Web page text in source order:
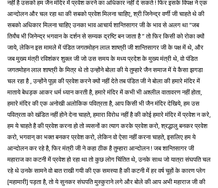
नहीं है उसको हम जैन मंदिर में प्रवेश करने का अधिकार नहीं दे सकते ! फिर इसके विपक्ष ने एक
आन्दोलन और चल रहा था की सबको प्रवेश मिलना चाहिए, श्री जिनेन्द्र वर्णी जी चाहते थे की
सबको अधिकार मिलना चाहिए उनका भाव आचार्य शान्तिसागर जी के भाव से अलग था “जब
तिर्यंच भी जिनेन्द्र भगवान के दर्शन से सम्यक द्रष्टि बन जाता है ” तो फिर किसी को रोका क्यों
जाये, लेकिन इस मामले में पंडित जगतमोहन लाल शाष्त्री जी शान्तिसागर जी के पक्ष में थे, और
जब मुख्य मंत्री रविशंकर शुक्ल जी जो उस समय के मध्य प्रदेश के मुख्य मंत्री थे, वो पंडित
जगतमोहन लाल शाष्त्री के मित्र थे तो उन्होंने बोला की ये तुम्हारे जैन समाज में ये कैसा झगडा
चल रहा है , उन्होंने पूछा की प्रवेश करने क्यों नहीं देते तब पंडित जी ने बोला की हमारे मंदिर में
माताये बेधड़क आकर धर्म ध्यान करती है, हमारे मंदिर में कभी भी अश्लील वातावरण नहीं होता,
हमारे मंदिर की एक अनोखी अलोकिक पवित्रता है, आप किसी भी जैन मंदिर देखिये, हम उस
पवित्रता को खंडित नहीं होने देना चाहते, हमारा विरोध नहीं है की कोई हमारे मंदिर में प्रवेश न करे,
हम ये चाहते है की प्रवेश करना हो तो व्यसनों का त्याग करके प्रवेश करो, श्रद्धालु बनकर प्रवेश
करो, भगवान् का भक्त बनकर प्रवेश करो, लेकिन वो ऐसा नहीं करना चाहते, इसलिए हम ये
आन्दोलन कर रहे है, फिर मंत्री जी ने कहा ठीक है तुम्हारा आन्दोलन ! जब शान्तिसागर जी
महाराज का कटनी में प्रवेश हो रहा था तो कुछ लोग चिंतित थे, उनके साथ जो यात्रा संघपति चल
रहे थे उनके सामने वो बात राखी गयी की एक समस्या है की कटनी में हर वर्ष चूहों के कारण प्लेग
[महामारी] पड़ता है, तो ये सुनकर संघपति मुस्कुराने लगे और बोले की आप अभी महाराज जी की